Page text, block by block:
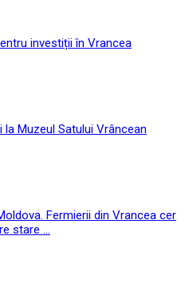
investiții în Vrancea
Muzeul Satului Vrâncean
Fermierii din Vrancea cer
stare ...